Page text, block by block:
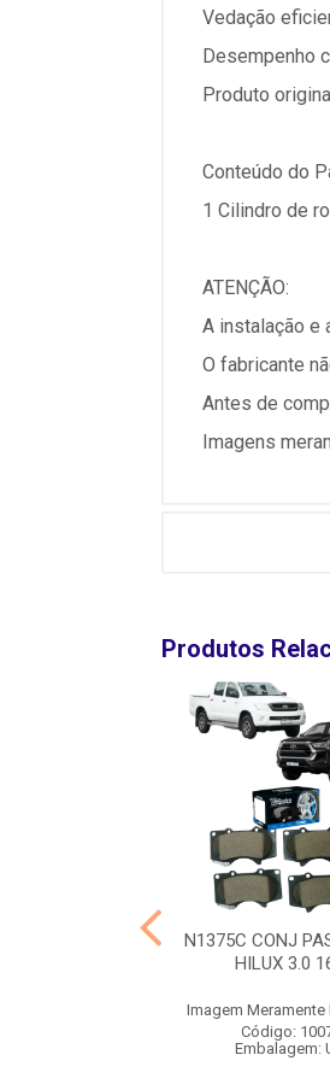
Vedação
Desempenho
Produto
Conteúdo do
1 Cilindro de
ATENÇÃO:
A instalação e
O fabricante
Antes de
Imagens
Produtos
N1375C CONJ
HILUX 3.0
Imagem Meramente
Código:
Embalagem: